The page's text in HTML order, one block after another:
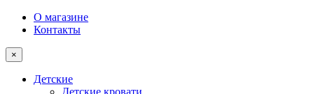
О магазине
Контакты
×
Детские
Детские кровати